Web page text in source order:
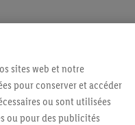
sites web et notre
pour conserver et accéder
ou sont utilisées
ou pour des publicités